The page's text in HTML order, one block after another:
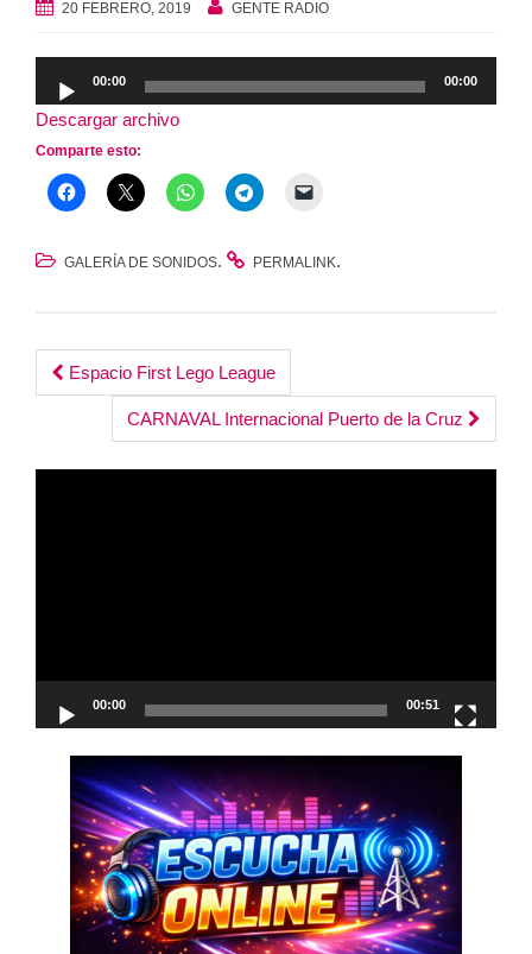
20 FEBRERO, 2019 GENTE RADIO
de
audio
00:00 00:00
Descargar archivo
Comparte esto:
GALERÍA DE SONIDOS. PERMALINK.
Post
navigation
Espacio First Lego League
CARNAVAL Internacional Puerto de la Cruz
00:00 00:51